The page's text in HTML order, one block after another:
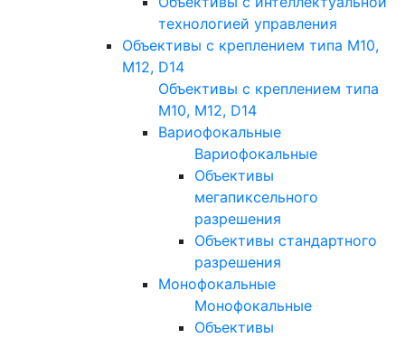
технологией управления
Объективы с креплением типа M10,
M12, D14
Объективы с креплением типа
M10, M12, D14
Вариофокальные
Вариофокальные
Объективы
мегапиксельного
разрешения
Объективы стандартного
разрешения
Монофокальные
Монофокальные
Объективы